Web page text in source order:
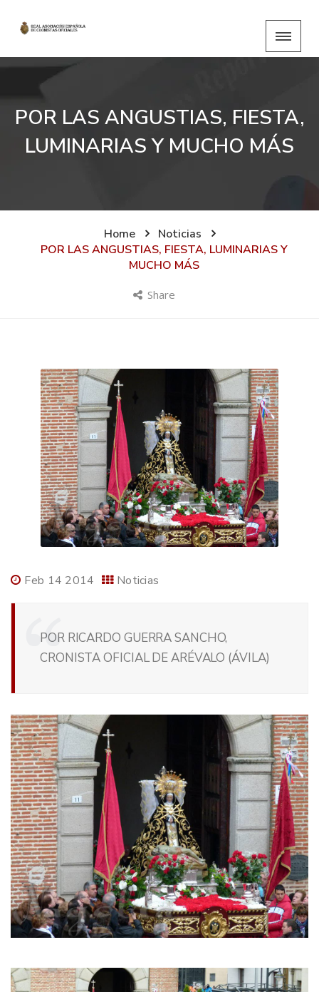
POR LAS ANGUSTIAS, FIESTA,
LUMINARIAS Y MUCHO MÁS
Home
Noticias
POR LAS ANGUSTIAS, FIESTA, LUMINARIAS Y
MUCHO MÁS
Share
Feb 14 2014 Noticias
POR RICARDO GUERRA SANCHO,
CRONISTA OFICIAL DE ARÉVALO (ÁVILA)